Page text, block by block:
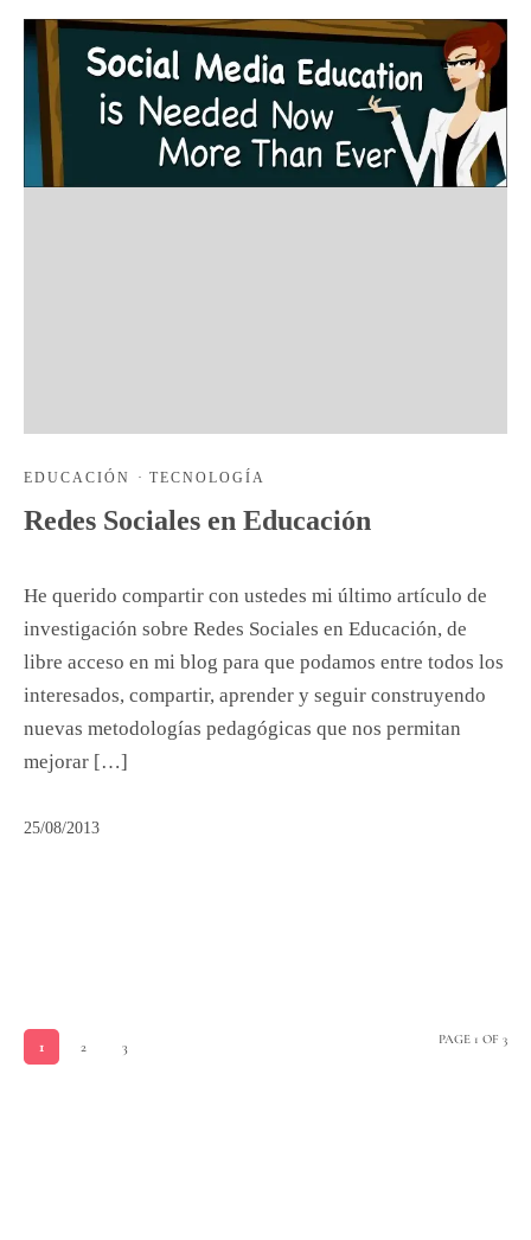
EDUCACIÓN · TECNOLOGÍA
Redes Sociales en Educación
He querido compartir con ustedes mi último artículo de
investigación sobre Redes Sociales en Educación, de
libre acceso en mi blog para que podamos entre todos los
interesados, compartir, aprender y seguir construyendo
nuevas metodologías pedagógicas que nos permitan
mejorar […]
25/08/2013
1 2 3 PAGE 1 OF 3